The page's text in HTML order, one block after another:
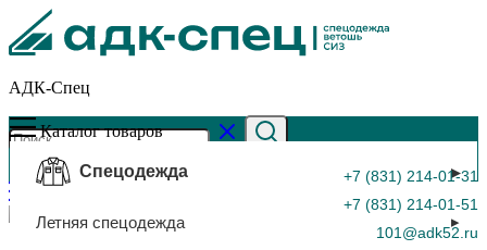
АДК-Спец
+7 (831) 214-01-31
+7 (831) 214-01-51
101@adk52.ru
Каталог товаров
Спецодежда
Летняя спецодежда